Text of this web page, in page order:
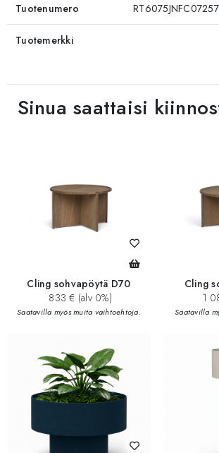
Tuotenumero
Tuotemerkki
Sinua saattaisi
Cling sohvapöytä D70
833 € (alv 0%)
Saatavilla myös muita vaihtoehtoja.
Cling
1
Saatavilla